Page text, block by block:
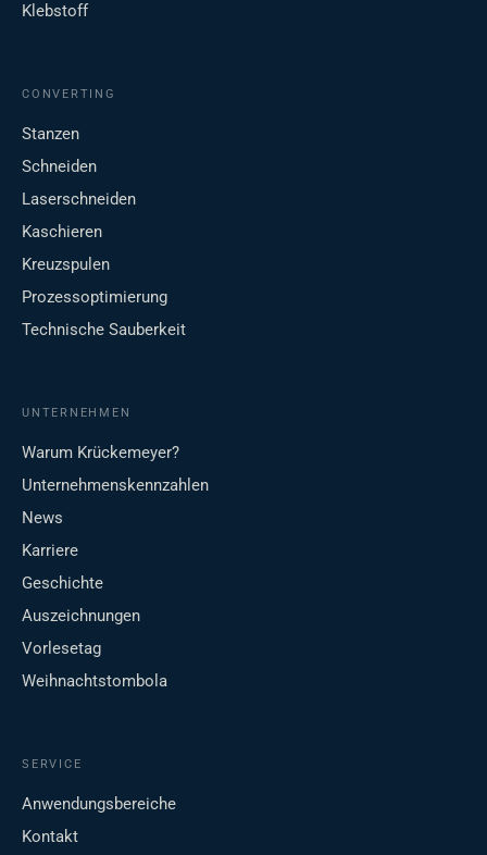
Klebstoff
CONVERTING
Stanzen
Schneiden
Laserschneiden
Kaschieren
Kreuzspulen
Prozessoptimierung
Technische Sauberkeit
UNTERNEHMEN
Warum Krückemeyer?
Unternehmenskennzahlen
News
Karriere
Geschichte
Auszeichnungen
Vorlesetag
Weihnachtstombola
SERVICE
Anwendungsbereiche
Kontakt